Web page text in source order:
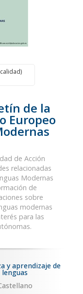
de la
Europeo
de Acción
relacionadas
Modernas
de
sobre
modernas
para las
y aprendizaje de
lenguas